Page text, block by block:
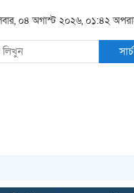
০৪ অগাস্ট ২০২৬, ০১:৪২
সার্চ